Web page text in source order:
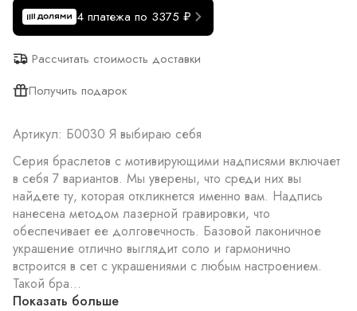
4 платежа по 3375 ₽
Рассчитать стоимость доставки
Получить подарок
Артикул: Б0030 Я выбираю себя
Серия браслетов с мотивирующими надписями включает
в себя 7 вариантов. Мы уверены, что среди них вы
найдете ту, которая откликнется именно вам. Надпись
нанесена методом лазерной гравировки, что
обеспечивает ее долговечность. Базовой лаконичное
украшение отлично выглядит соло и гармонично
встроится в сет с украшениями с любым настроением.
Такой бра...
Показать больше